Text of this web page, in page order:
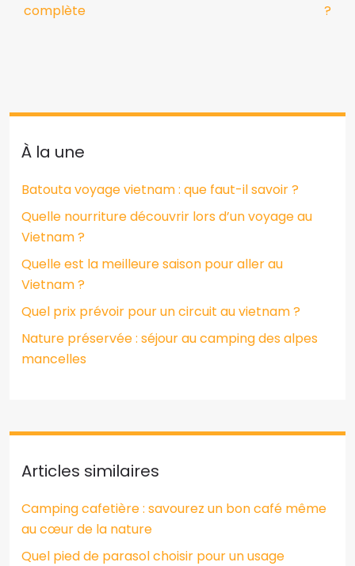
complète
?
À la une
Batouta voyage vietnam : que faut-il savoir ?
Quelle nourriture découvrir lors d’un voyage au
Vietnam ?
Quelle est la meilleure saison pour aller au
Vietnam ?
Quel prix prévoir pour un circuit au vietnam ?
Nature préservée : séjour au camping des alpes
mancelles
Articles similaires
Camping cafetière : savourez un bon café même
au cœur de la nature
Quel pied de parasol choisir pour un usage